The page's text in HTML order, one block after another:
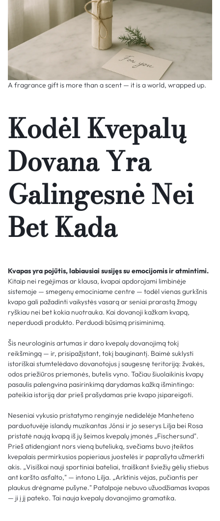
A fragrance gift is more than a scent — it is a world, wrapped up.
Kodėl Kvepalų
Dovana Yra
Galingesnė Nei
Bet Kada
Kvapas yra pojūtis, labiausiai susijęs su emocijomis ir atmintimi.
Kitaip nei regėjimas ar klausa, kvapai apdorojami limbinėje
sistemoje — smegenų emociniame centre — todėl vienas gurkšnis
kvapo gali pažadinti vaikystės vasarą ar seniai prarastą žmogų
ryškiau nei bet kokia nuotrauka. Kai dovanoji kažkam kvapą,
neperduodi produkto. Perduodi būsimą prisiminimą.
Šis neurologinis artumas ir daro kvepalų dovanojimą tokį
reikšmingą — ir, prisipažįstant, tokį bauginantį. Baimė suklysti
istoriškai stumtelėdavo dovanotojus į saugesnę teritoriją: žvakės,
odos priežiūros priemonės, butelis vyno. Tačiau šiuolaikinis kvapų
pasaulis palengvina pasirinkimą darydamas kažką išmintingo:
pateikia istoriją dar prieš prašydamas prie kvapo įsipareigoti.
Neseniai vykusio pristatymo renginyje nedidelėje Manheteno
parduotuvėje islandų muzikantas Jónsi ir jo seserys Lilja bei Rosa
pristatė naują kvapą iš jų šeimos kvepalų įmonės „Fischersund".
Prieš atidengiant nors vieną buteliuką, svečiams buvo įteiktos
kvepalais permirkusios popieriaus juostelės ir paprašyta užmerkti
akis. „Visiškai nauji sportiniai bateliai, traiškant šviežių gėlių stiebus
ant karšto asfalto," — intono Lilja. „Arktinis vėjas, pučiantis per
plaukus drėgname pušyne." Patalpoje nebuvo užuodžiamas kvapas
— ji į jį pateko. Tai nauja kvepalų dovanojimo gramatika.